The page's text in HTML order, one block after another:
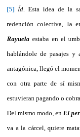
[5] Íd
Esta idea de la
redención colectiva, la
Rayuela estaba en el
hablándole de pasajes y
antagónica, llegó el
con otra parte de sí
estuvieran pagando o
Del mismo modo, en El
va a la cárcel, quiere